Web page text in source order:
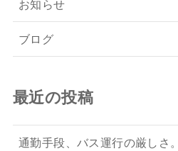
お知らせ
ブログ
最近の投稿
通勤手段、バス運行の厳しさ。